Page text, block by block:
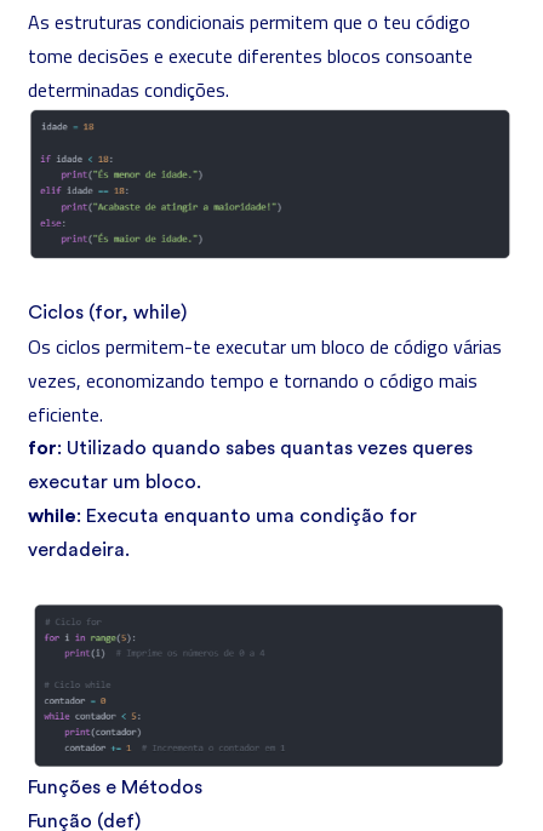
As estruturas condicionais permitem que o teu código
tome decisões e execute diferentes blocos consoante
determinadas condições.
Ciclos (for, while)
Os ciclos permitem-te executar um bloco de código várias
vezes, economizando tempo e tornando o código mais
eficiente.
for: Utilizado quando sabes quantas vezes queres
executar um bloco.
while: Executa enquanto uma condição for
verdadeira.
Funções e Métodos
Função (def)